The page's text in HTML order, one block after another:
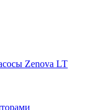
Zenova LT